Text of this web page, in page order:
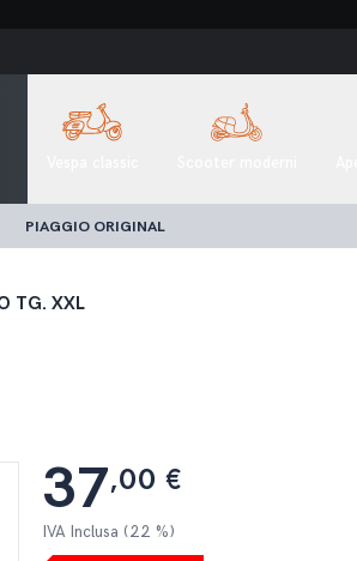
PIAGGIO ORIGINAL
TG. XXL
37,00 €
IVA Inclusa (22 %)